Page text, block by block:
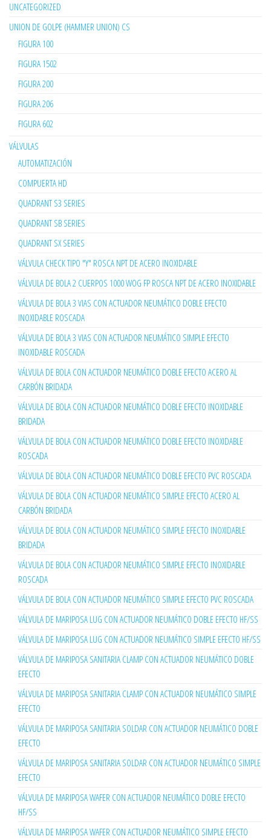
UNCATEGORIZED
UNION DE GOLPE (HAMMER UNION) CS
FIGURA 100
FIGURA 1502
FIGURA 200
FIGURA 206
FIGURA 602
VÁLVULAS
AUTOMATIZACIÓN
COMPUERTA HD
QUADRANT S3 SERIES
QUADRANT SB SERIES
QUADRANT SX SERIES
VÁLVULA CHECK TIPO "Y" ROSCA NPT DE ACERO INOXIDABLE
VÁLVULA DE BOLA 2 CUERPOS 1000 WOG FP ROSCA NPT DE ACERO INOXIDABLE
VÁLVULA DE BOLA 3 VIAS CON ACTUADOR NEUMÁTICO DOBLE EFECTO
INOXIDABLE ROSCADA
VÁLVULA DE BOLA 3 VIAS CON ACTUADOR NEUMÁTICO SIMPLE EFECTO
INOXIDABLE ROSCADA
VÁLVULA DE BOLA CON ACTUADOR NEUMÁTICO DOBLE EFECTO ACERO AL
CARBÓN BRIDADA
VÁLVULA DE BOLA CON ACTUADOR NEUMÁTICO DOBLE EFECTO INOXIDABLE
BRIDADA
VÁLVULA DE BOLA CON ACTUADOR NEUMÁTICO DOBLE EFECTO INOXIDABLE
ROSCADA
VÁLVULA DE BOLA CON ACTUADOR NEUMÁTICO DOBLE EFECTO PVC ROSCADA
VÁLVULA DE BOLA CON ACTUADOR NEUMÁTICO SIMPLE EFECTO ACERO AL
CARBÓN BRIDADA
VÁLVULA DE BOLA CON ACTUADOR NEUMÁTICO SIMPLE EFECTO INOXIDABLE
BRIDADA
VÁLVULA DE BOLA CON ACTUADOR NEUMÁTICO SIMPLE EFECTO INOXIDABLE
ROSCADA
VÁLVULA DE BOLA CON ACTUADOR NEUMÁTICO SIMPLE EFECTO PVC ROSCADA
VÁLVULA DE MARIPOSA LUG CON ACTUADOR NEUMÁTICO DOBLE EFECTO HF/SS
VÁLVULA DE MARIPOSA LUG CON ACTUADOR NEUMÁTICO SIMPLE EFECTO HF/SS
VÁLVULA DE MARIPOSA SANITARIA CLAMP CON ACTUADOR NEUMÁTICO DOBLE
EFECTO
VÁLVULA DE MARIPOSA SANITARIA CLAMP CON ACTUADOR NEUMÁTICO SIMPLE
EFECTO
VÁLVULA DE MARIPOSA SANITARIA SOLDAR CON ACTUADOR NEUMÁTICO DOBLE
EFECTO
VÁLVULA DE MARIPOSA SANITARIA SOLDAR CON ACTUADOR NEUMÁTICO SIMPLE
EFECTO
VÁLVULA DE MARIPOSA WAFER CON ACTUADOR NEUMÁTICO DOBLE EFECTO
HF/SS
VÁLVULA DE MARIPOSA WAFER CON ACTUADOR NEUMÁTICO SIMPLE EFECTO